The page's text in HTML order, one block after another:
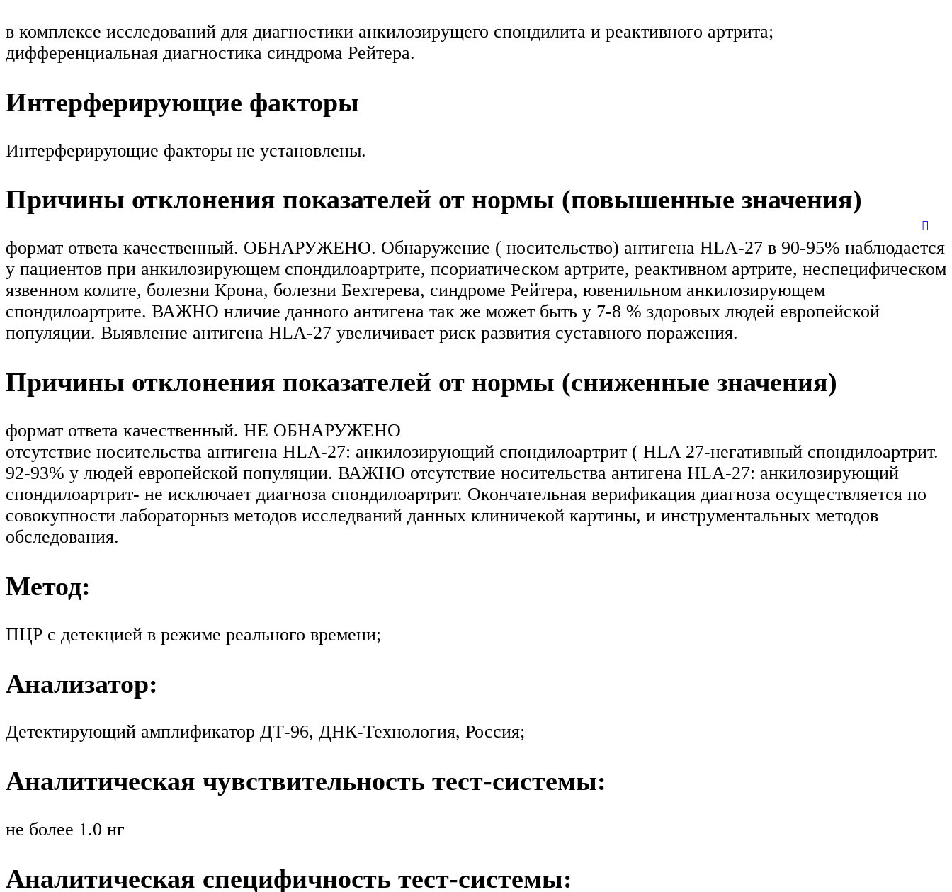
в комплексе исследований для диагностики анкилозирущего спондилита и реактивного артрита;
дифференциальная диагностика синдрома Рейтера.
Интерферирующие факторы
Интерферирующие факторы не установлены.
Причины отклонения показателей от нормы (повышенные значения)
формат ответа качественный. ОБНАРУЖЕНО. Обнаружение ( носительство) антигена HLA-27 в 90-95% наблюдается
у пациентов при анкилозирующем спондилоартрите, псориатическом артрите, реактивном артрите, неспецифическом
язвенном колите, болезни Крона, болезни Бехтерева, синдроме Рейтера, ювенильном анкилозирующем
спондилоартрите. ВАЖНО нличие данного антигена так же может быть у 7-8 % здоровых людей европейской
популяции. Выявление антигена HLA-27 увеличивает риск развития суставного поражения.
Причины отклонения показателей от нормы (сниженные значения)
формат ответа качественный. НЕ ОБНАРУЖЕНО
отсутствие носительства антигена HLA-27: анкилозирующий спондилоартрит ( HLA 27-негативный спондилоартрит.
92-93% у людей европейской популяции. ВАЖНО отсутствие носительства антигена HLA-27: анкилозирующий
спондилоартрит- не исключает диагноза спондилоартрит. Окончательная верификация диагноза осуществляется по
совокупности лабораторныз методов исследваний данных клиничекой картины, и инструментальных методов
обследования.
Метод:
ПЦР с детекцией в режиме реального времени;
Анализатор:
Детектирующий амплификатор ДТ-96, ДНК-Технология, Россия;
Аналитическая чувствительность тест-системы:
не более 1.0 нг
Аналитическая специфичность тест-системы: